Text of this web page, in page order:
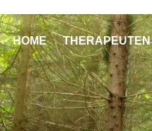
HOME THERAPEUTEN